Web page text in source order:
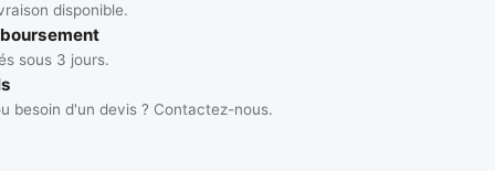
disponible.
sous 3 jours.
besoin d'un devis ? Contactez-nous.